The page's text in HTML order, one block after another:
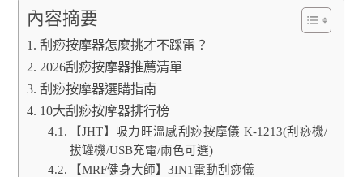
內容摘要
刮痧按摩器怎麼挑才不踩雷？
2026刮痧按摩器推薦清單
刮痧按摩器選購指南
10大刮痧按摩器排行榜
【JHT】吸力旺溫感刮痧按摩儀 K-1213(刮痧機/
拔罐機/USB充電/兩色可選)
【MRF健身大師】3IN1電動刮痧儀